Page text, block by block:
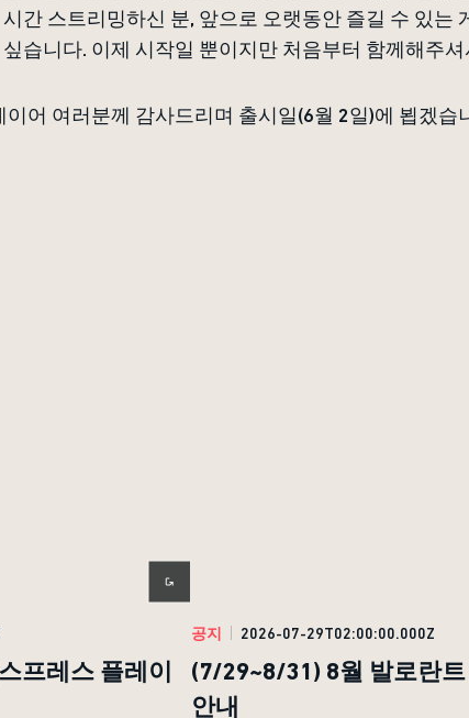
시간 스트리밍하신 분, 앞으로 오랫동안 즐길 수 있는
싶습니다. 이제 시작일 뿐이지만 처음부터 함께해주
이어 여러분께 감사드리며 출시일(6월 2일)에 뵙겠습
프레스 플레이
공지 2026-07-29T02:00:00.000Z
(7/29~8/31) 8월 발로란트
안내